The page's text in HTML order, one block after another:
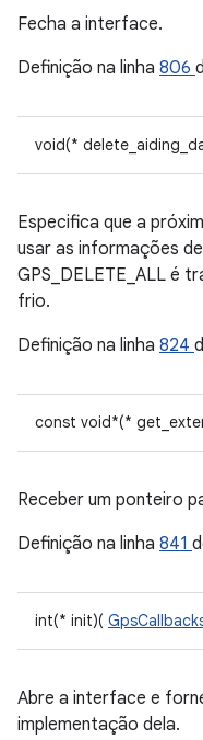
Fecha a interface.
Definição na linha 806
void(*
Especifica que a
usar as informações
GPS_DELETE_ALL é
frio.
Definição na linha 824
const void*(*
Receber um ponteiro
Definição na linha 841
int(* init)(
Abre a interface e
implementação dela.